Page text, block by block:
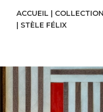
ACCUEIL |
| STÈLE FÉLIX